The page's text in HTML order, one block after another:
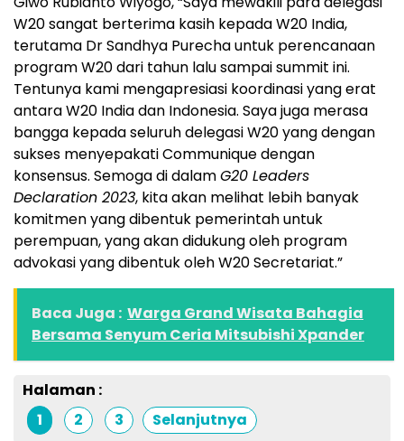
W20 sangat berterima kasih kepada W20 India,
terutama Dr Sandhya Purecha untuk perencanaan
program W20 dari tahun lalu sampai summit ini.
Tentunya kami mengapresiasi koordinasi yang erat
antara W20 India dan Indonesia. Saya juga merasa
bangga kepada seluruh delegasi W20 yang dengan
sukses menyepakati Communique dengan
konsensus. Semoga di dalamG20 Leaders
Declaration 2023, kita akan melihat lebih banyak
komitmen yang dibentuk pemerintah untuk
perempuan, yang akan didukung oleh program
advokasi yang dibentuk oleh W20 Secretariat.”
Baca Juga : Warga Grand Wisata Bahagia
Bersama Senyum Ceria Mitsubishi Xpander
Halaman :
1
2 3 Selanjutnya